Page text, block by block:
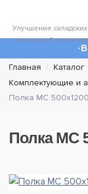
Улучшение складских
помещений и
Главная
Каталог
Комплектующие и
Полка МС 500х1200
Полка МС